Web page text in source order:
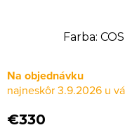
Farba:
Na objednávku
3.9.2026
€330